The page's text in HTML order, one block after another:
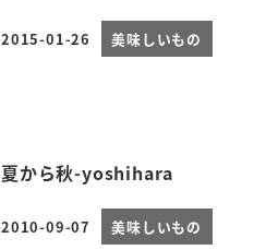
投稿日
2015-01-26 美味しいもの
夏から秋-yoshihara
投稿日
2010-09-07 美味しいもの